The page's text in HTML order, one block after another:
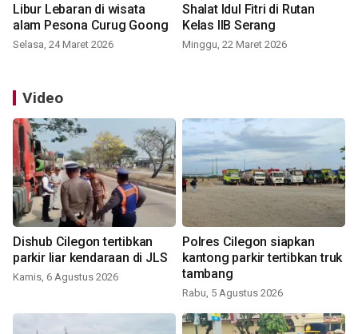
Libur Lebaran di wisata
alam Pesona Curug Goong
Selasa, 24 Maret 2026
Shalat Idul Fitri di Rutan
Kelas IIB Serang
Minggu, 22 Maret 2026
Video
Dishub Cilegon tertibkan
parkir liar kendaraan di JLS
Kamis, 6 Agustus 2026
Polres Cilegon siapkan
kantong parkir tertibkan truk
tambang
Rabu, 5 Agustus 2026